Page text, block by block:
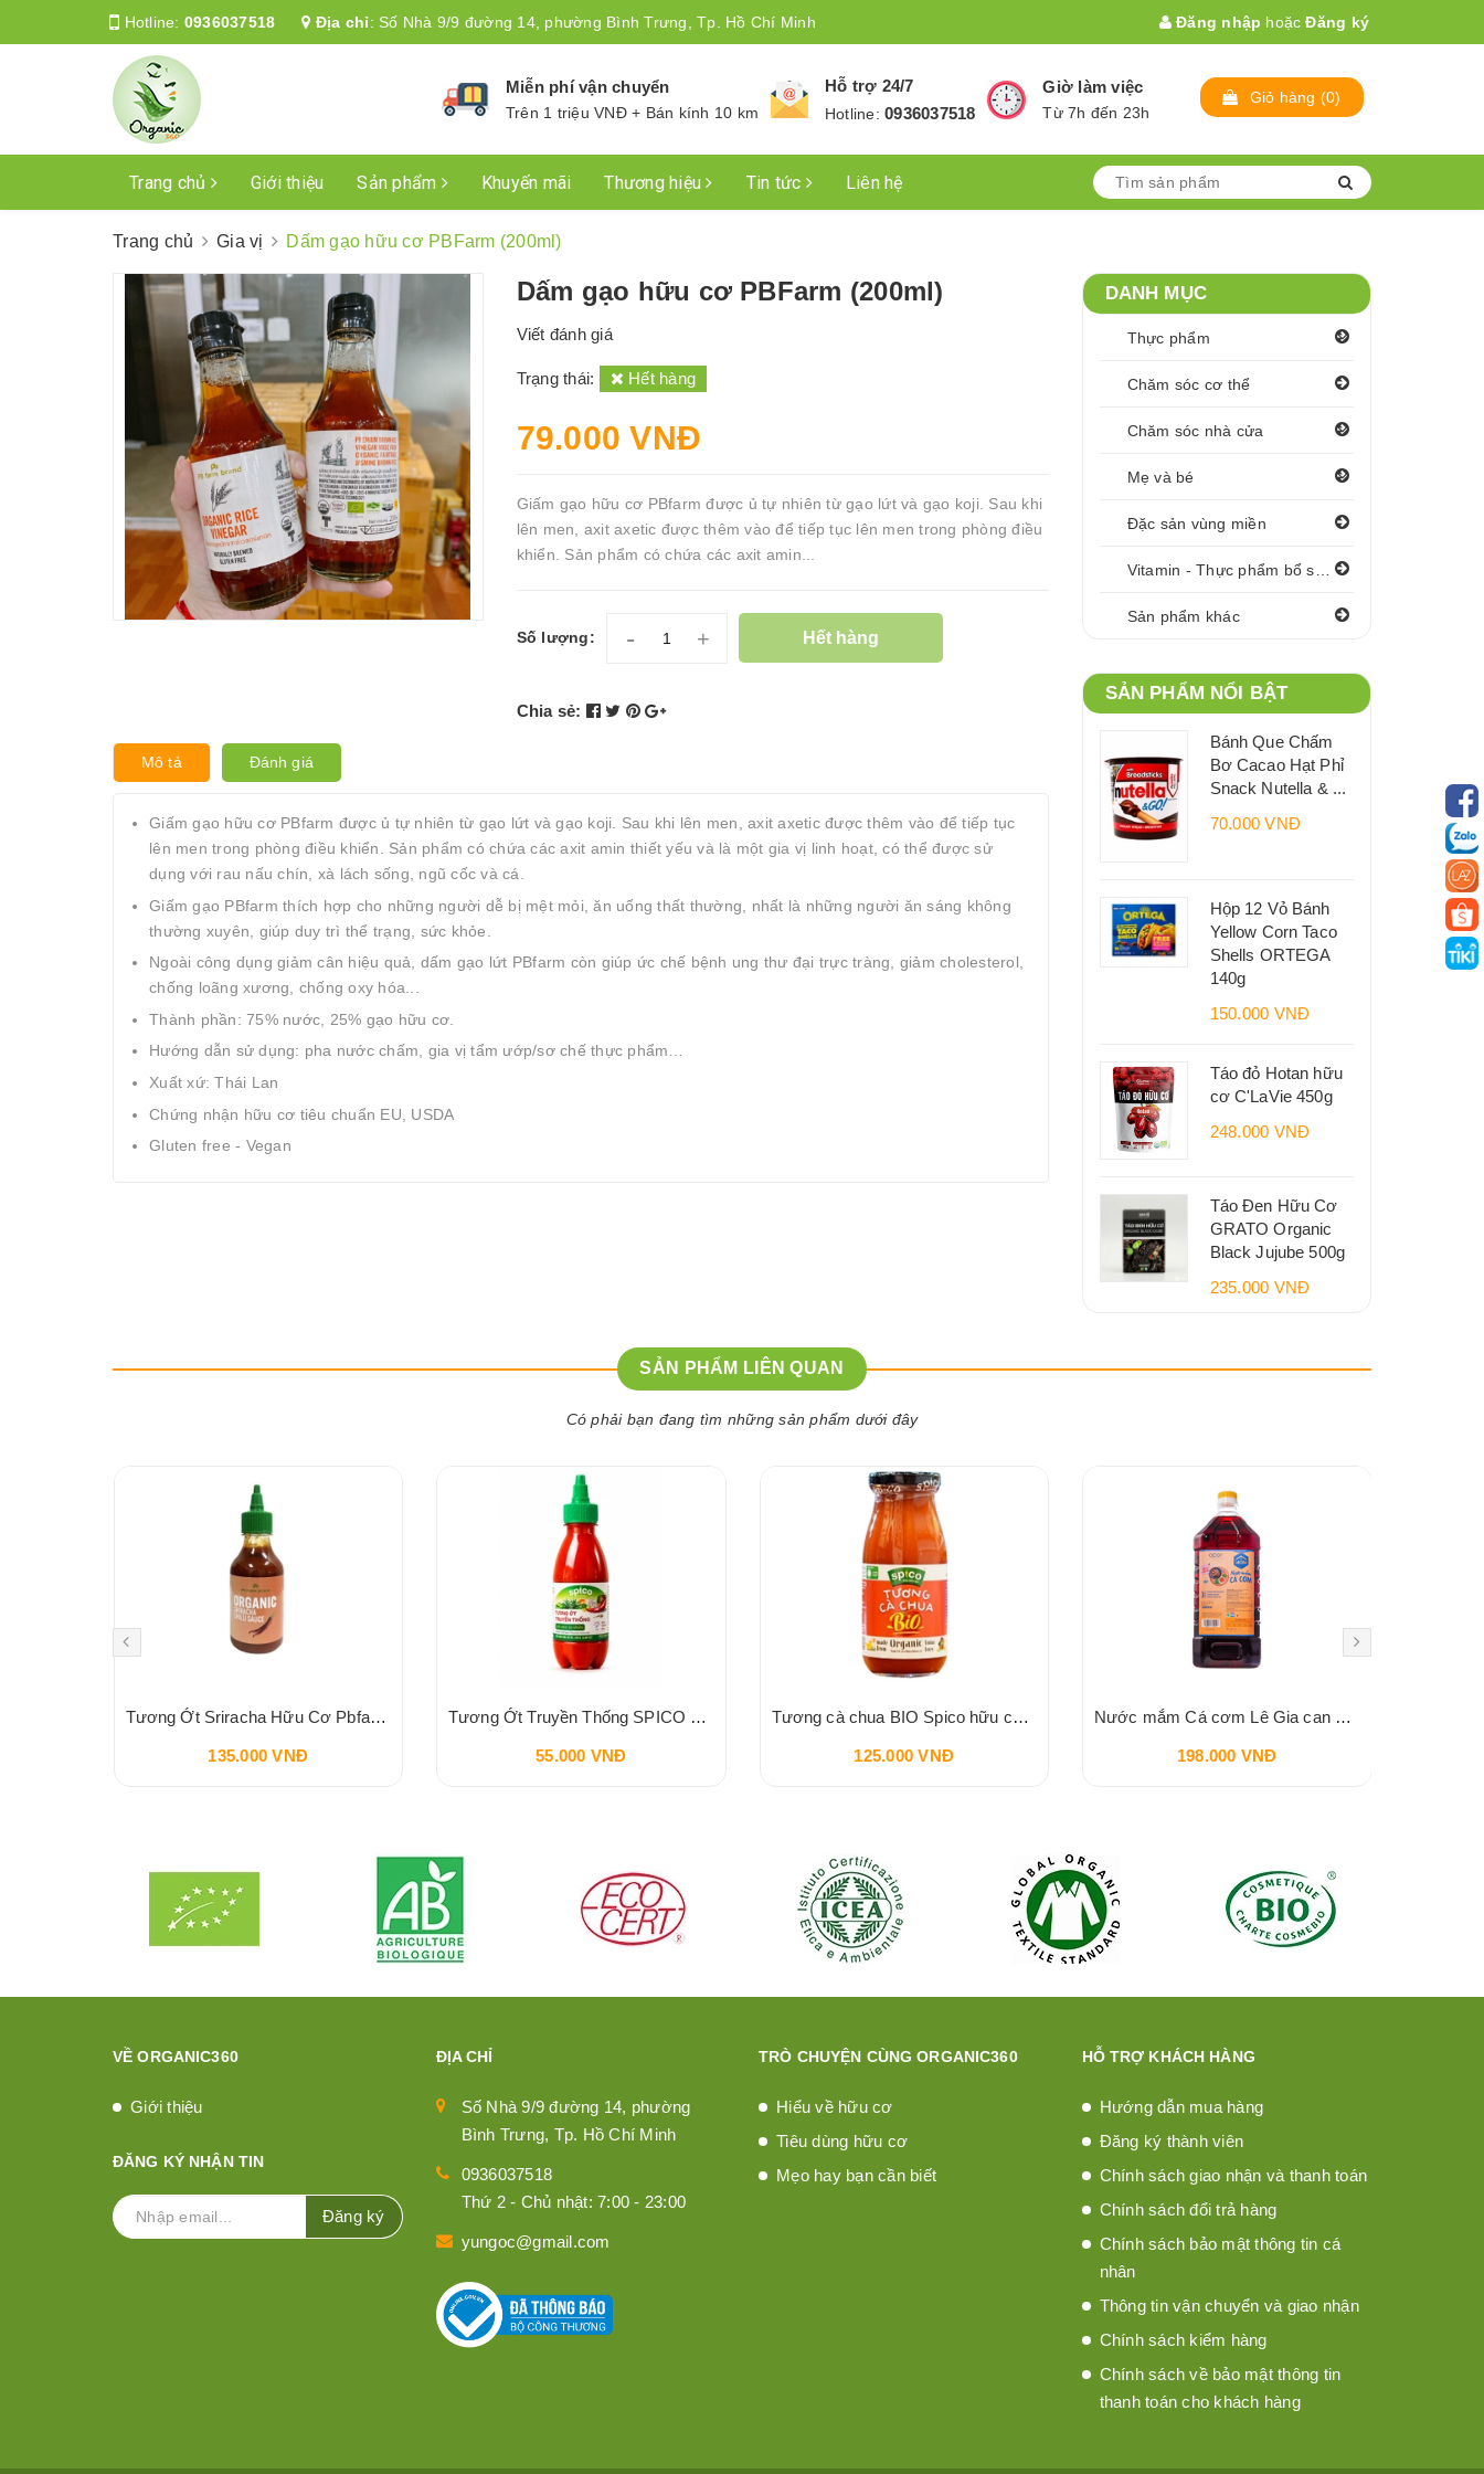
Hotline: 0936037518 Địa chỉ: Số Nhà 9/9 đường 14, phường Bình Trưng, Tp. Hồ Chí Minh Đăng nhập hoặc Đăng ký
Miễn phí vận chuyển
Trên 1 triệu VNĐ + Bán kính 10 km
Hỗ trợ 24/7
Hotline:0936037518
Giờ làm việc
Từ 7h đến 23h
Giỏ hàng (0)
Trang chủ Giới thiệu Sản phẩm Khuyến mãi Thương hiệu Tin tức Liên hệ
Trang chủ Gia vị Dấm gạo hữu cơ PBFarm (200ml)
Dấm gạo hữu cơ PBFarm (200ml)
Viết đánh giá
Trạng thái: Hết hàng
79.000 VNĐ
Giấm gạo hữu cơ PBfarm được ủ tự nhiên từ gạo lứt và gạo koji. Sau khi
lên men, axit axetic được thêm vào để tiếp tục lên men trong phòng điều
khiển. Sản phẩm có chứa các axit amin...
Số lượng: - + Hết hàng
Chia sẻ:
Mô tả Đánh giá
Giấm gạo hữu cơ PBfarm được ủ tự nhiên từ gạo lứt và gạo koji. Sau khi lên men, axit axetic được thêm vào để tiếp tục
lên men trong phòng điều khiển. Sản phẩm có chứa các axit amin thiết yếu và là một gia vị linh hoạt, có thể được sử
dụng với rau nấu chín, xà lách sống, ngũ cốc và cá.
Giấm gạo PBfarm thích hợp cho những người dễ bị mệt mỏi, ăn uống thất thường, nhất là những người ăn sáng không
thường xuyên, giúp duy trì thể trạng, sức khỏe.
Ngoài công dụng giảm cân hiệu quả, dấm gạo lứt PBfarm còn giúp ức chế bệnh ung thư đại trực tràng, giảm cholesterol,
chống loãng xương, chống oxy hóa...
Thành phần: 75% nước, 25% gạo hữu cơ.
Hướng dẫn sử dụng: pha nước chấm, gia vị tẩm ướp/sơ chế thực phẩm…
Xuất xứ: Thái Lan
Chứng nhận hữu cơ tiêu chuẩn EU, USDA
Gluten free - Vegan
DANH MỤC
Thực phẩm
Chăm sóc cơ thể
Chăm sóc nhà cửa
Mẹ và bé
Đặc sản vùng miền
Sản phẩm khác
SẢN PHẨM NỔI BẬT
Bánh Que Chấm
Bơ Cacao Hạt Phỉ
Snack Nutella & ...
70.000 VNĐ
Hộp 12 Vỏ Bánh
Yellow Corn Taco
Shells ORTEGA
140g
150.000 VNĐ
Táo đỏ Hotan hữu
cơ C'LaVie 450g
248.000 VNĐ
Táo Đen Hữu Cơ
GRATO Organic
Black Jujube 500g
235.000 VNĐ
SẢN PHẨM LIÊN QUAN
Có phải bạn đang tìm những sản phẩm dưới đây
Tương Ớt Sriracha Hữu Cơ Pbfarm 230g
135.000 VNĐ
Tương Ớt Truyền Thống SPICO Sriracha Chilli Sauce 240g
55.000 VNĐ
Tương cà chua BIO Spico hữu cơ 255gr
125.000 VNĐ
Nước mắm Cá cơm Lê Gia can 2 lít
198.000 VNĐ
VỀ ORGANIC360
Giới thiệu
ĐĂNG KÝ NHẬN TIN
Đăng ký
ĐỊA CHỈ
Số Nhà 9/9 đường 14, phường
Bình Trưng, Tp. Hồ Chí Minh
0936037518
Thứ 2 - Chủ nhật: 7:00 - 23:00
yungoc@gmail.com
TRÒ CHUYỆN CÙNG ORGANIC360
Hiểu về hữu cơ
Tiêu dùng hữu cơ
Mẹo hay bạn cần biết
HỖ TRỢ KHÁCH HÀNG
Hướng dẫn mua hàng
Đăng ký thành viên
Chính sách giao nhận và thanh toán
Chính sách đổi trả hàng
Chính sách bảo mật thông tin cá
nhân
Thông tin vận chuyển và giao nhận
Chính sách kiểm hàng
Chính sách về bảo mật thông tin
thanh toán cho khách hàng